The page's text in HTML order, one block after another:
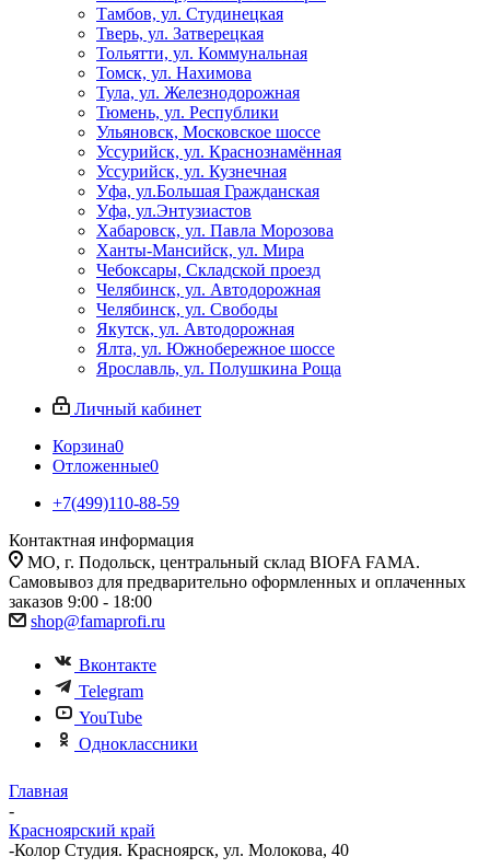
Тамбов, ул. Студинецкая
Тверь, ул. Затверецкая
Тольятти, ул. Коммунальная
Томск, ул. Нахимова
Тула, ул. Железнодорожная
Тюмень, ул. Республики
Ульяновск, Московское шоссе
Уссурийск, ул. Краснознамённая
Уссурийск, ул. Кузнечная
Уфа, ул.Большая Гражданская
Уфа, ул.Энтузиастов
Хабаровск, ул. Павла Морозова
Ханты-Мансийск, ул. Мира
Чебоксары, Складской проезд
Челябинск, ул. Автодорожная
Челябинск, ул. Свободы
Якутск, ул. Автодорожная
Ялта, ул. Южнобережное шоссе
Ярославль, ул. Полушкина Роща
Личный кабинет
Корзина0
Отложенные0
+7(499)110-88-59
Контактная информация
МО, г. Подольск, центральный склад BIOFA FAMA.
Самовывоз для предварительно оформленных и оплаченных
заказов 9:00 - 18:00
shop@famaprofi.ru
Вконтакте
Telegram
YouTube
Одноклассники
Главная
-
Красноярский край
-Колор Студия. Красноярск, ул. Молокова, 40